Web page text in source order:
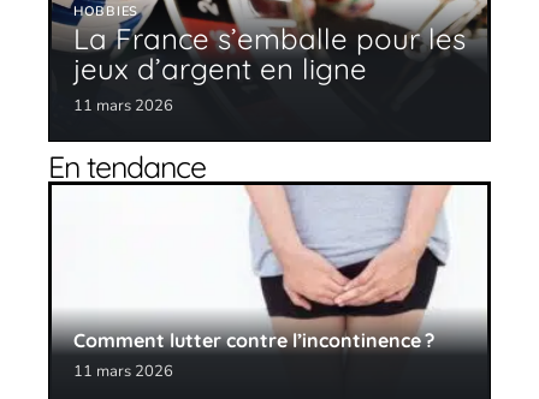
HOBBIES
La France s’emballe pour les
jeux d’argent en ligne
11 mars 2026
En tendance
Comment lutter contre l’incontinence ?
11 mars 2026